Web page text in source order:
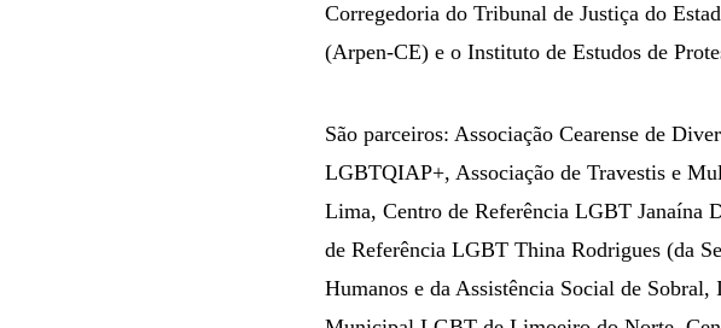
Corregedoria do Tribunal de Justiça do
(Arpen-CE) e o Instituto de Estudos de
São parceiros: Associação Cearense de
LGBTQIAP+, Associação de Travestis e
Lima, Centro de Referência LGBT Janaína
de Referência LGBT Thina Rodrigues (da
Humanos e da Assistência Social de